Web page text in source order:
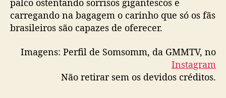
palco ostentando sorrisos gigantescos e
carregando na bagagem o carinho que só os fãs
brasileiros são capazes de oferecer.
Imagens: Perfil de Somsomm, da GMMTV, no
Instagram
Não retirar sem os devidos créditos.